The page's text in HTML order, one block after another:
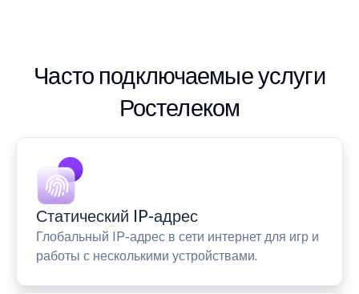
Часто подключаемые услуги
Ростелеком
Статический IP-адрес
Глобальный IP-адрес в сети интернет для игр и
работы с несколькими устройствами.